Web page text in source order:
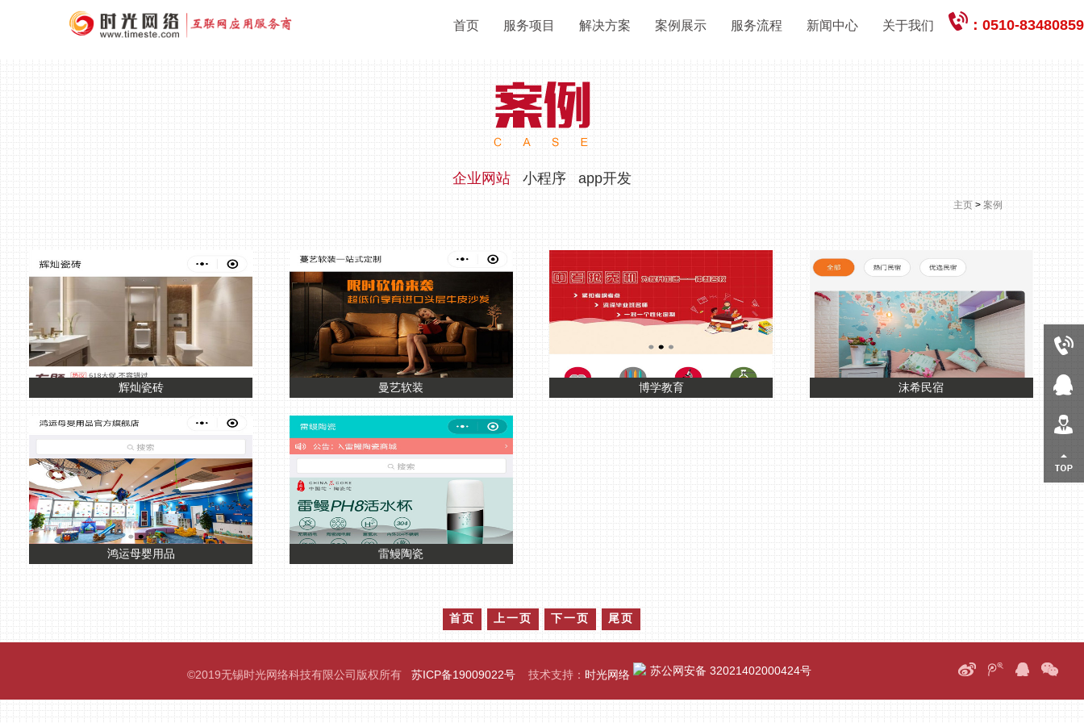
首页 服务项目 解决方案 案例展示 服务流程 新闻中心 关于我们 ：0510-83480859
0510-83480859
在线客服
人才招聘
返回顶部
企业网站 小程序 app开发
主页>案例
辉灿瓷砖 曼艺软装 博学教育 沫希民宿
鸿运母婴用品 雷鳗陶瓷
首页 上一页 下一页 尾页
©2019无锡时光网络科技有限公司版权所有 苏ICP备19009022号 技术支持： 时光网络 苏公网安备 32021402000424号